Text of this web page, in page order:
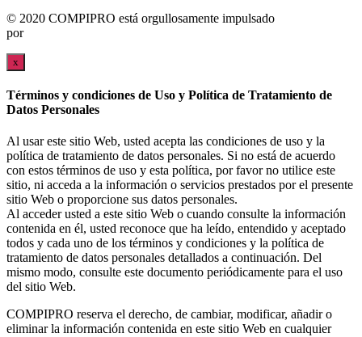
© 2020 COMPIPRO está orgullosamente impulsado
por
x
Términos y condiciones de Uso y Política de Tratamiento de
Datos Personales
Al usar este sitio Web, usted acepta las condiciones de uso y la
política de tratamiento de datos personales. Si no está de acuerdo
con estos términos de uso y esta política, por favor no utilice este
sitio, ni acceda a la información o servicios prestados por el presente
sitio Web o proporcione sus datos personales.
Al acceder usted a este sitio Web o cuando consulte la información
contenida en él, usted reconoce que ha leído, entendido y aceptado
todos y cada uno de los términos y condiciones y la política de
tratamiento de datos personales detallados a continuación. Del
mismo modo, consulte este documento periódicamente para el uso
del sitio Web.
COMPIPRO reserva el derecho, de cambiar, modificar, añadir o
eliminar la información contenida en este sitio Web en cualquier